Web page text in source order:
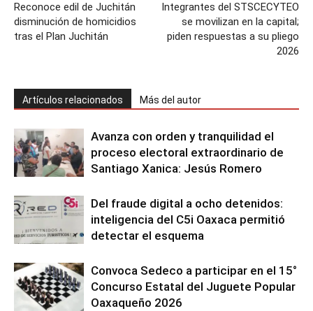
Reconoce edil de Juchitán
disminución de homicidios
tras el Plan Juchitán
Integrantes del STSCECYTEO
se movilizan en la capital;
piden respuestas a su pliego
2026
Artículos relacionados Más del autor
Avanza con orden y tranquilidad el
proceso electoral extraordinario de
Santiago Xanica: Jesús Romero
Del fraude digital a ocho detenidos:
inteligencia del C5i Oaxaca permitió
detectar el esquema
Convoca Sedeco a participar en el 15°
Concurso Estatal del Juguete Popular
Oaxaqueño 2026